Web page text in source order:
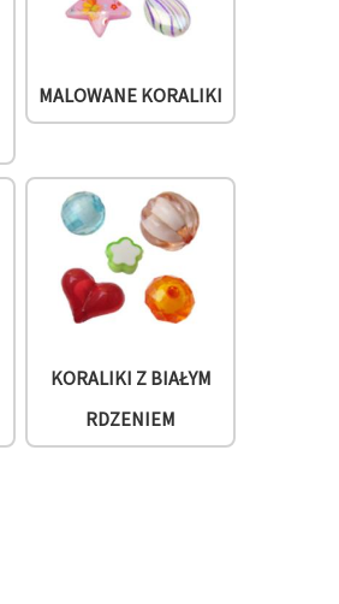
MALOWANE KORALIKI
KORALIKI Z BIAŁYM
RDZENIEM